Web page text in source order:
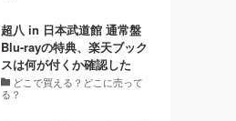
超八 in 日本武道館 通常盤
Blu-rayの特典、楽天ブック
スは何が付くか確認した
どこで買える？どこに売って
る？